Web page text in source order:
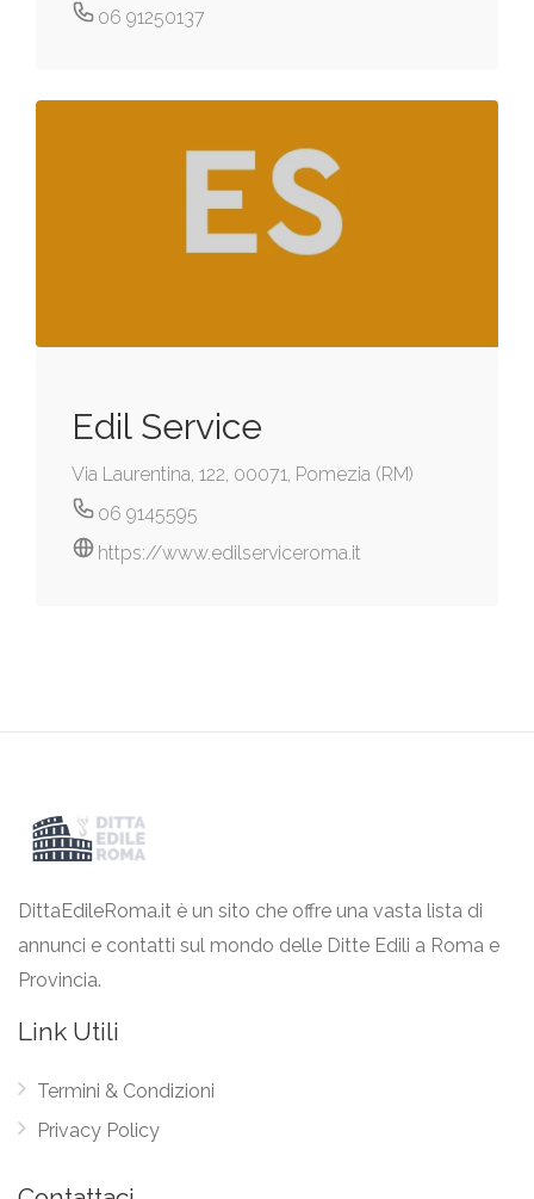
06 91250137
Edil Service
Via Laurentina, 122, 00071, Pomezia (RM)
06 9145595
https://www.edilserviceroma.it
DittaEdileRoma.it è un sito che offre una vasta lista di
annunci e contatti sul mondo delle Ditte Edili a Roma e
Provincia.
Link Utili
Termini & Condizioni
Privacy Policy